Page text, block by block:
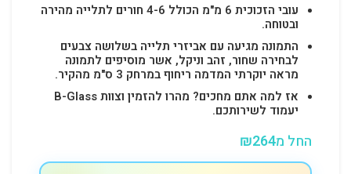
עובי הזכוכית 6 מ"מ הכולל 4-6 חורים לתלייה מהירה
ובטוחה.
התמונה מגיעה עם אביזרי תלייה בשלושה צבעים
לבחירה שחור, זהב וניקל, אשר מוסיפים לתמונה
מראה יוקרתי המדמה ריחוף במרחק 3 ס"מ מהקיר.
אז למה אתם מחכים? מהרו להזמין וצוות B-Glass
יעמוד לשירותכם.
החל מ ₪264